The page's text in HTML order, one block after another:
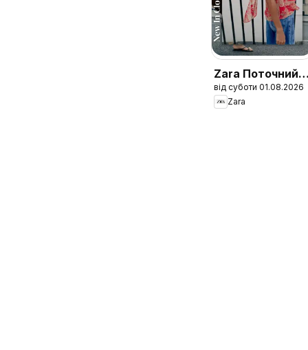
Zara Поточний
каталог
від суботи 01.08.2026
Zara